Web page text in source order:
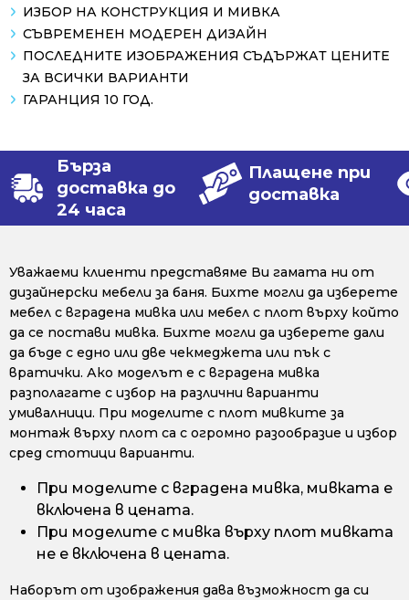
ИЗБОР НА КОНСТРУКЦИЯ И МИВКА
СЪВРЕМЕНЕН МОДЕРЕН ДИЗАЙН
ПОСЛЕДНИТЕ ИЗОБРАЖЕНИЯ СЪДЪРЖАТ ЦЕНИТЕ
ЗА ВСИЧКИ ВАРИАНТИ
ГАРАНЦИЯ 10 ГОД.
Бърза
доставка до
24 часа
Плащене при
доставка
Уважаеми клиенти представяме Ви гамата ни от
дизайнерски мебели за баня. Бихте могли да изберете
мебел с вградена мивка или мебел с плот върху който
да се постави мивка. Бихте могли да изберете дали
да бъде с едно или две чекмеджета или пък с
вратички. Ако моделът е с вградена мивка
разполагате с избор на различни варианти
умивалници. При моделите с плот мивките за
монтаж върху плот са с огромно разообразие и избор
сред стотици варианти.
При моделите с вградена мивка, мивката е
включена в цената.
При моделите с мивка върху плот мивката
не е включена в цената.
Наборът от изображения дава възможност да си